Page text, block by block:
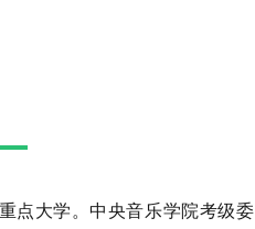
点大学。中央音乐学院考级委